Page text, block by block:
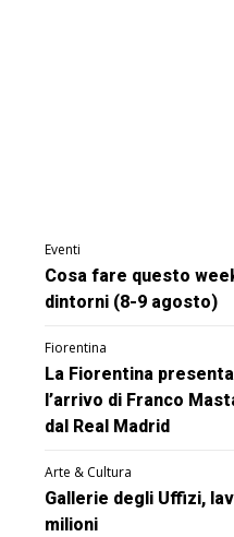
Eventi
Cosa fare questo
dintorni (8-9 agosto)
Fiorentina
La Fiorentina
l’arrivo di Franco
dal Real Madrid
Arte & Cultura
Gallerie degli Uffizi,
milioni